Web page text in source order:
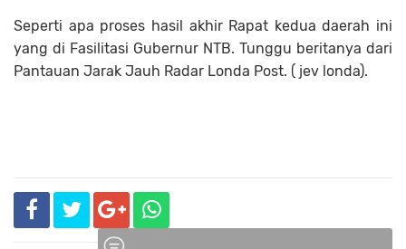
Seperti apa proses hasil akhir Rapat kedua daerah ini
yang di Fasilitasi Gubernur NTB. Tunggu beritanya dari
Pantauan Jarak Jauh Radar Londa Post. ( jev londa).